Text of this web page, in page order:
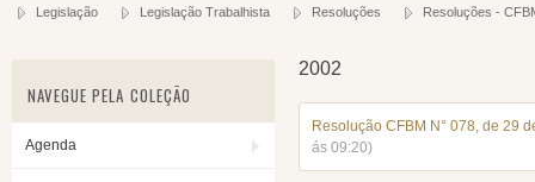
Legislação Legislação Trabalhista Resoluções Resoluções -
NAVEGUE PELA COLEÇÃO
Agenda
2002
Resolução CFBM N° 078, de 29
ás 09:20)